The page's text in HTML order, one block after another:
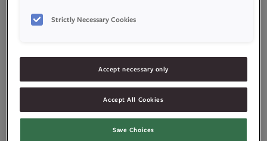
1000ghvetemel
150gsukker
1tssalt
2tskardemomme
Strictly Necessary Cookies
Accept necessary only
Accept All Cookies
Save Choices